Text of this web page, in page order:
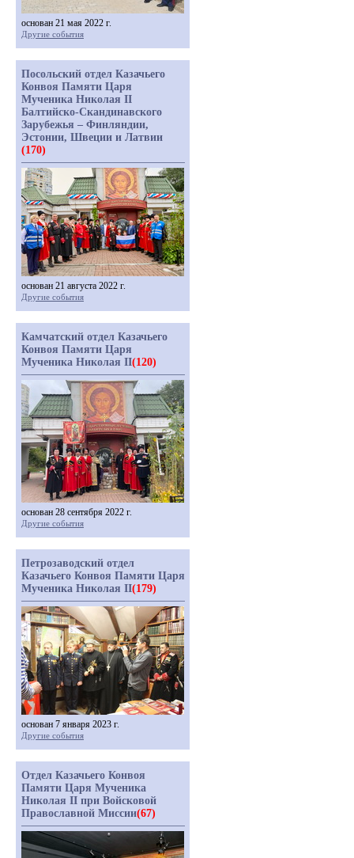
основан 21 мая 2022 г.
Другие события
Посольский отдел Казачьего
Конвоя Памяти Царя
Мученика Николая II
Балтийско-Скандинавского
Зарубежья – Финляндии,
Эстонии, Швеции и Латвии
(170)
основан 21 августа 2022 г.
Другие события
Камчатский отдел Казачьего
Конвоя Памяти Царя
Мученика Николая II(120)
основан 28 сентября 2022 г.
Другие события
Петрозаводский отдел
Казачьего Конвоя Памяти Царя
Мученика Николая II(179)
основан 7 января 2023 г.
Другие события
Отдел Казачьего Конвоя
Памяти Царя Мученика
Николая II при Войсковой
Православной Миссии(67)